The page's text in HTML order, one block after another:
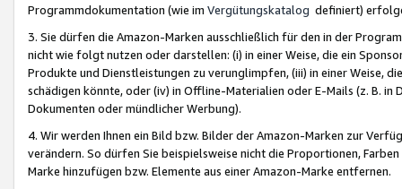
Programmdokumentation (wie im Vergütungskatalog definiert)
3. Sie dürfen die Amazon-Marken ausschließlich für den in der
nicht wie folgt nutzen oder darstellen: (i) in einer Weise, die ein
Produkte und Dienstleistungen zu verunglimpfen, (iii) in einer Weise,
schädigen könnte, oder (iv) in Offline-Materialien oder E-Mails (z. B. in
Dokumenten oder mündlicher Werbung).
4. Wir werden Ihnen ein Bild bzw. Bilder der Amazon-Marken zur
verändern. So dürfen Sie beispielsweise nicht die Proportionen,
Marke hinzufügen bzw. Elemente aus einer Amazon-Marke entfernen.